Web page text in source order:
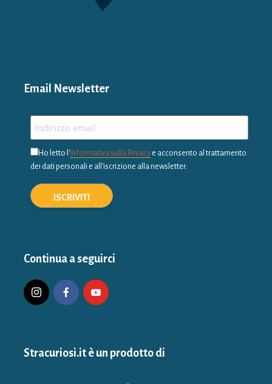
Email Newsletter
Ho letto l' Informativa sulla Privacy e acconsento al trattamento
dei dati personali e all'iscrizione alla newsletter:
Continua a seguirci
Stracuriosi.it è un prodotto di